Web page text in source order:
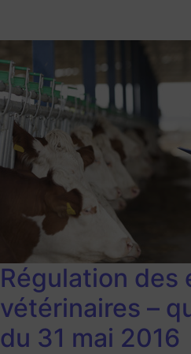
Régulation des
vétérinaires –
du 31 mai 2016